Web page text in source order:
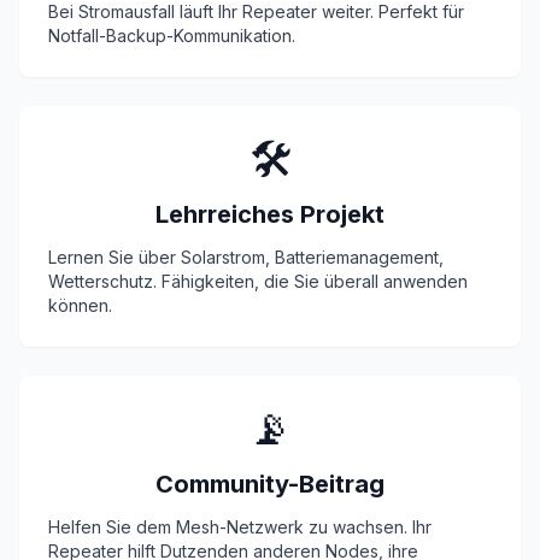
Bei Stromausfall läuft Ihr Repeater weiter. Perfekt für
Notfall-Backup-Kommunikation.
🛠️
Lehrreiches Projekt
Lernen Sie über Solarstrom, Batteriemanagement,
Wetterschutz. Fähigkeiten, die Sie überall anwenden
können.
📡
Community-Beitrag
Helfen Sie dem Mesh-Netzwerk zu wachsen. Ihr
Repeater hilft Dutzenden anderen Nodes, ihre